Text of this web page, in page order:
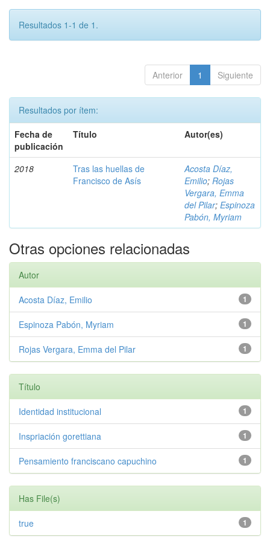
Resultados 1-1 de 1.
Anterior 1 Siguiente
Resultados por ítem:
Fecha de
publicación
Título Autor(es)
2018
Tras las huellas de
Francisco de Asís
Acosta Díaz,
Emilio; Rojas
Vergara, Emma
del Pilar; Espinoza
Pabón, Myriam
Otras opciones relacionadas
Autor
1
Acosta Díaz, Emilio
1
Espinoza Pabón, Myriam
1
Rojas Vergara, Emma del Pilar
Título
1
Identidad institucional
1
Inspriación gorettiana
1
Pensamiento franciscano capuchino
Has File(s)
1
true